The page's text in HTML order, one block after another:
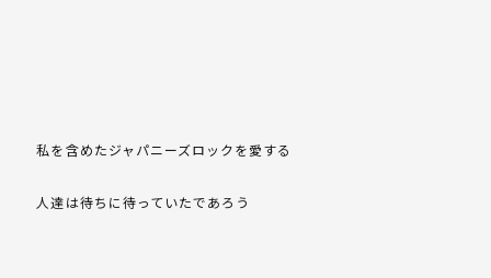
私を含めたジャパニーズロックを愛する
人達は待ちに待っていたであろう